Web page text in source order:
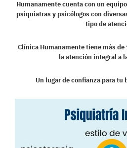
Humanamente cuenta con un
psiquiatras y psicólogos con
tipo de
Clínica Humanamente tiene más de
la atención integral a
Un lugar de confianza para tu